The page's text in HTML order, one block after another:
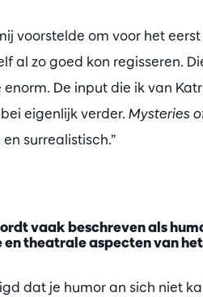
voorstelde om voor het
al zo goed kon regisseren.
De input die ik van
eigenlijk verder. Mysteries
surrealistisch.”
vaak beschreven als
theatrale aspecten van
dat je humor an sich niet